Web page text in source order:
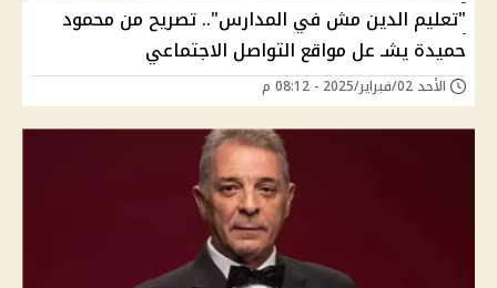
"تعليم الدين مش في المدارس".. تصريح من محمود
حميدة يشـ عل مواقع التواصل الاجتماعي
الأحد 02/فبراير/2025 - 08:12 م